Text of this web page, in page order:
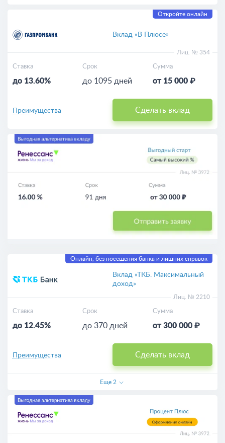
Откройте онлайн
Вклад «В Плюсе»
Лиц. № 354
Ставка
до 13.60%
Срок
до 1095 дней
Сумма
от 15 000 ₽
Сделать вклад
Преимущества
Онлайн, без посещения банка и лишних справок
Вклад «ТКБ. Максимальный
доход»
Лиц. № 2210
Ставка
до 12.45%
Срок
до 370 дней
Сумма
от 300 000 ₽
Сделать вклад
Преимущества
Еще 2